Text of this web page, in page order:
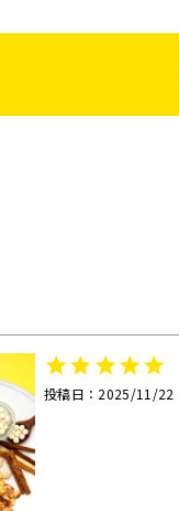
投稿日 2025/11/22